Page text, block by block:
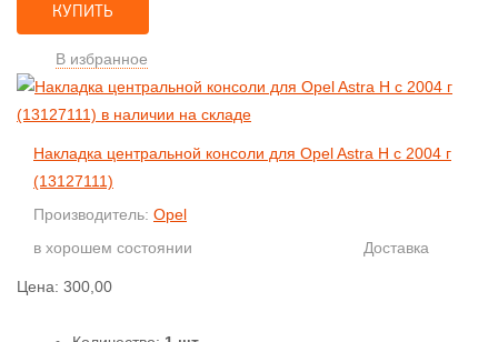
КУПИТЬ
В избранное
Накладка центральной консоли для Opel Astra H с 2004 г
(13127111)
Производитель: Opel
в хорошем состоянии
Доставка
Цена: 300,00